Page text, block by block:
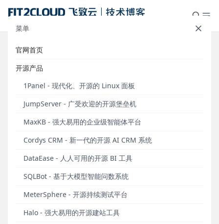
菜单
官网首页
开源产品
1Panel - 现代化、开源的 Linux 面板
JumpServer - 广受欢迎的开源堡垒机
MaxKB - 强大易用的企业级智能体平台
Cordys CRM - 新一代的开源 AI CRM 系统
DataEase - 人人可用的开源 BI 工具
SQLBot - 基于大模型智能问数系统
MeterSphere - 开源持续测试平台
Halo - 强大易用的开源建站工具
操作教程｜通过DataEase开源BI工
具对接金山多维表格
前言
金山多维表格是企业数据处理分析经常会用到的一款
齐地汇总至其中。DataEase开源数据可视化分析工具
可以与金山多维表格对接，方便企业更加快捷地以金
享的企业数据大屏。